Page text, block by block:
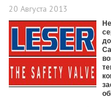
20 Августа 2013